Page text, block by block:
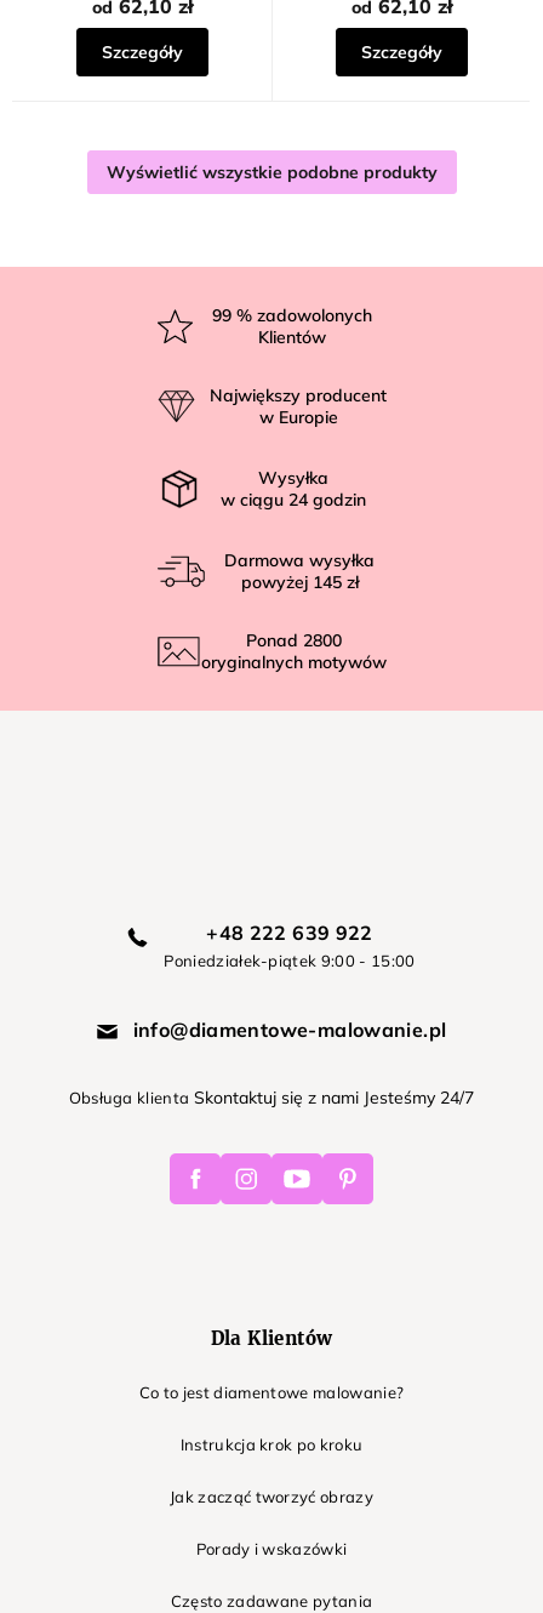
od 62,10 zł
Szczegóły
od 62,10 zł
Szczegóły
Wyświetlić wszystkie podobne produkty
99 % zadowolonych
Klientów
Największy producent
w Europie
Wysyłka
w ciągu 24 godzin
Darmowa wysyłka
powyżej 145 zł
Ponad 2800
oryginalnych motywów
+48 222 639 922
Poniedziałek-piątek 9:00 - 15:00
info@diamentowe-malowanie.pl
Obsługa klienta Skontaktuj się z nami Jesteśmy 24/7
FacebookInstagramYoutube Pinterest
Dla Klientów
Co to jest diamentowe malowanie?
Instrukcja krok po kroku
Jak zacząć tworzyć obrazy
Porady i wskazówki
Często zadawane pytania